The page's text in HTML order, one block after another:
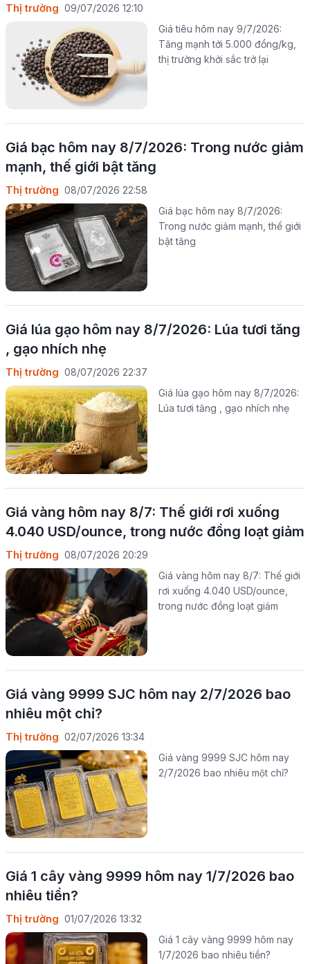
Thị trường 09/07/2026 12:10
Giá tiêu hôm nay 9/7/2026:
Tăng mạnh tới 5.000 đồng/kg,
thị trường khởi sắc trở lại
Giá bạc hôm nay 8/7/2026: Trong nước giảm
mạnh, thế giới bật tăng
Thị trường 08/07/2026 22:58
Giá bạc hôm nay 8/7/2026:
Trong nước giảm mạnh, thế giới
bật tăng
Giá lúa gạo hôm nay 8/7/2026: Lúa tươi tăng
, gạo nhích nhẹ
Thị trường 08/07/2026 22:37
Giá lúa gạo hôm nay 8/7/2026:
Lúa tươi tăng , gạo nhích nhẹ
Giá vàng hôm nay 8/7: Thế giới rơi xuống
4.040 USD/ounce, trong nước đồng loạt giảm
Thị trường 08/07/2026 20:29
Giá vàng hôm nay 8/7: Thế giới
rơi xuống 4.040 USD/ounce,
trong nước đồng loạt giảm
Giá vàng 9999 SJC hôm nay 2/7/2026 bao
nhiêu một chỉ?
Thị trường 02/07/2026 13:34
Giá vàng 9999 SJC hôm nay
2/7/2026 bao nhiêu một chỉ?
Giá 1 cây vàng 9999 hôm nay 1/7/2026 bao
nhiêu tiền?
Thị trường 01/07/2026 13:32
Giá 1 cây vàng 9999 hôm nay
1/7/2026 bao nhiêu tiền?